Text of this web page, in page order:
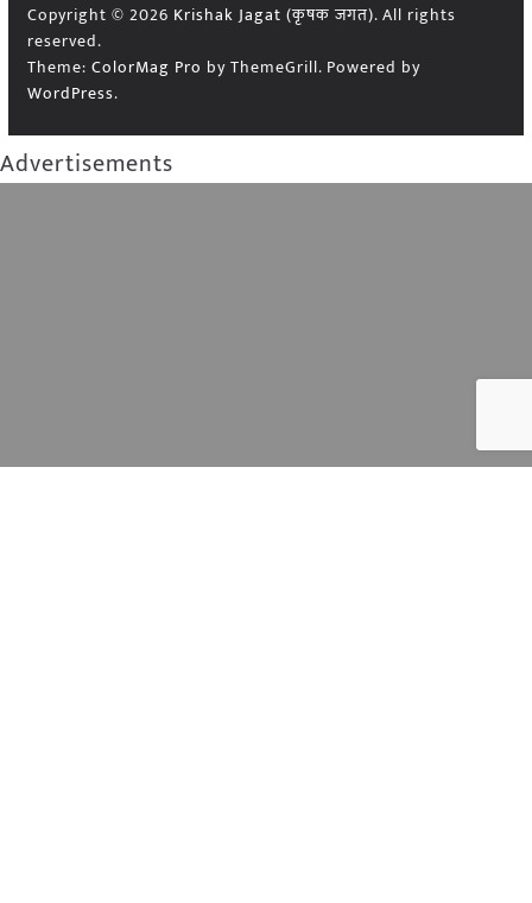
Copyright © 2026 Krishak Jagat (कृषक जगत). All rights
reserved.
Theme: ColorMag Pro by ThemeGrill. Powered by
WordPress.
Advertisements